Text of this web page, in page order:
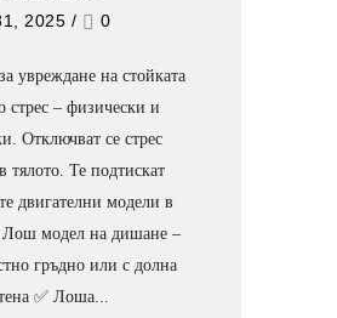
2025 / 0
увреждане на стойката
стрес – физически и
Отключват се стрес
тялото. Те подтискат
двигателни модели в
Лош модел на дишане –
гръдно или с долна
✅ Лоша...